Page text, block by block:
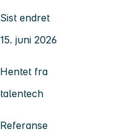
Sist endret
15. juni 2026
Hentet fra
talentech
Referanse